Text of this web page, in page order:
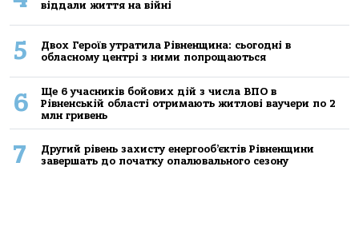
віддали життя на війні
5
Двох Героїв утратила Рівненщина: сьогодні в
обласному центрі з ними попрощаються
6
Ще 6 учасників бойових дій з числа ВПО в
Рівненській області отримають житлові ваучери по 2
млн гривень
7
Другий рівень захисту енергооб’єктів Рівненщини
завершать до початку опалювального сезону